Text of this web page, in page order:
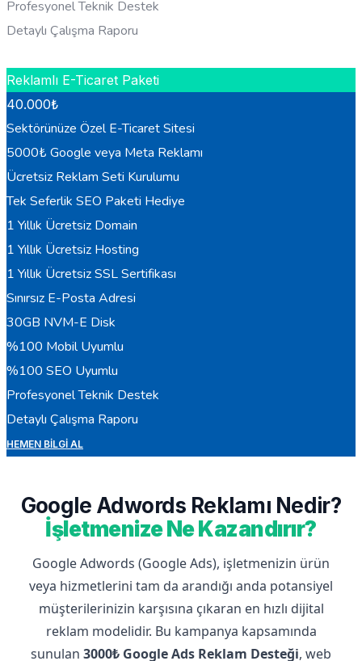
Profesyonel Teknik Destek
Detaylı Çalışma Raporu
Reklamlı E-Ticaret Paketi
40.000₺
Sektörünüze Özel E-Ticaret Sitesi
5000₺ Google veya Meta Reklamı
Ücretsiz Reklam Seti Kurulumu
Tek Seferlik SEO Paketi Hediye
1 Yıllık Ücretsiz Domain
1 Yıllık Ücretsiz Hosting
1 Yıllık Ücretsiz SSL Sertifikası
Sınırsız E-Posta Adresi
30GB NVM-E Disk
%100 Mobil Uyumlu
%100 SEO Uyumlu
Profesyonel Teknik Destek
Detaylı Çalışma Raporu
HEMEN BILGI AL
Google Adwords Reklamı Nedir?
İşletmenize Ne Kazandırır?
Google Adwords (Google Ads), işletmenizin ürün
veya hizmetlerini tam da arandığı anda potansiyel
müşterilerinizin karşısına çıkaran en hızlı dijital
reklam modelidir. Bu kampanya kapsamında
sunulan 3000₺ Google Ads Reklam Desteği, web